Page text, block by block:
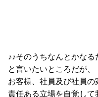
♪♪そのうちなんとかな
と言いたいところだが、
お客様、社員及び社員
責任ある立場を自覚して